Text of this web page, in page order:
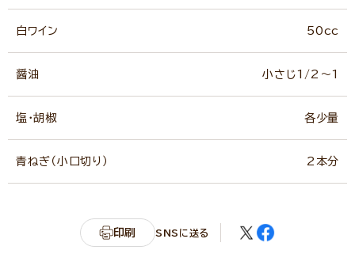
白ワイン 50cc
醤油 小さじ1/2～1
塩・胡椒 各少量
青ねぎ（小口切り） 2本分
印刷 SNSに送る